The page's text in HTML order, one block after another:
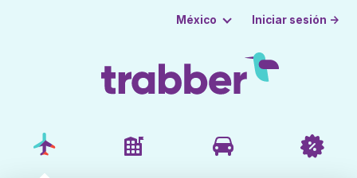
México Iniciar sesión →